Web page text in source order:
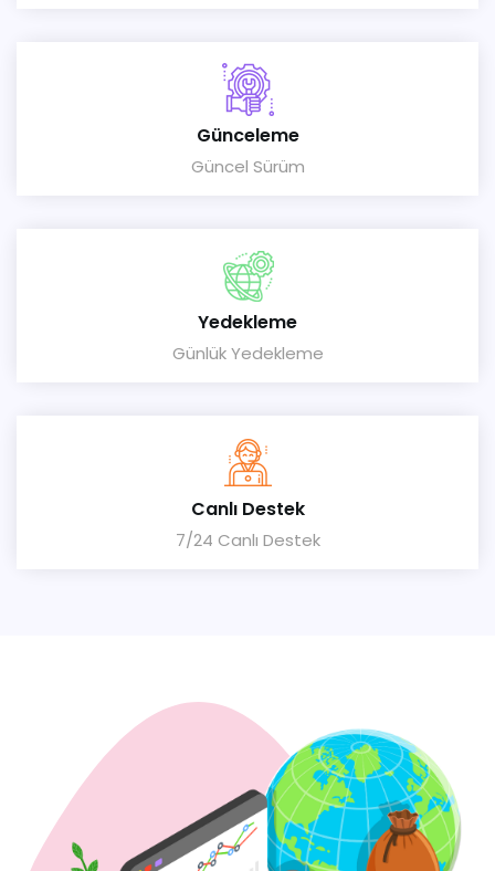
Günceleme
Güncel Sürüm
Yedekleme
Günlük Yedekleme
Canlı Destek
7/24 Canlı Destek